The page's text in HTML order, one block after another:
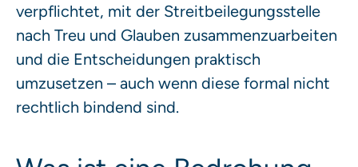
verpflichtet, mit der Streitbeilegungsstelle
nach Treu und Glauben zusammenzuarbeiten
und die Entscheidungen praktisch
umzusetzen – auch wenn diese formal nicht
rechtlich bindend sind.